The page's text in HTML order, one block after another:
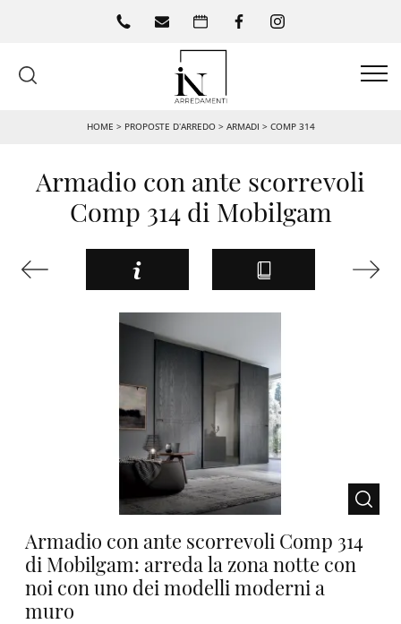
HOME > PROPOSTE D’ARREDO> ARMADI > COMP 314
Armadio con ante scorrevoli
Comp 314 di Mobilgam
Armadio con ante scorrevoli Comp 314
di Mobilgam: arreda la zona notte con
noi con uno dei modelli moderni a
muro